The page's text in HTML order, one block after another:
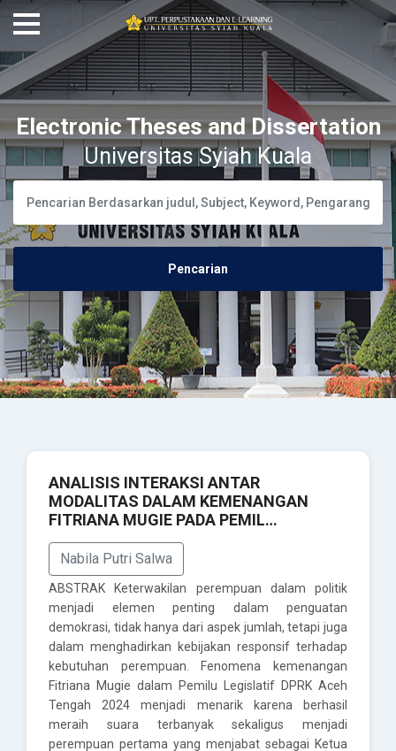
Electronic Theses and Dissertation
Universitas Syiah Kuala
ANALISIS INTERAKSI ANTAR
MODALITAS DALAM KEMENANGAN
FITRIANA MUGIE PADA PEMIL…
Nabila Putri Salwa
ABSTRAK Keterwakilan perempuan dalam politik
menjadi elemen penting dalam penguatan
demokrasi, tidak hanya dari aspek jumlah, tetapi juga
dalam menghadirkan kebijakan responsif terhadap
kebutuhan perempuan. Fenomena kemenangan
Fitriana Mugie dalam Pemilu Legislatif DPRK Aceh
Tengah 2024 menjadi menarik karena berhasil
meraih suara terbanyak sekaligus menjadi
perempuan pertama yang menjabat sebagai Ketua